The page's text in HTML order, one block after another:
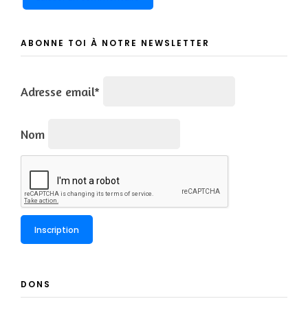
ABONNE TOI À NOTRE NEWSLETTER
Adresse email*
Nom
DONS